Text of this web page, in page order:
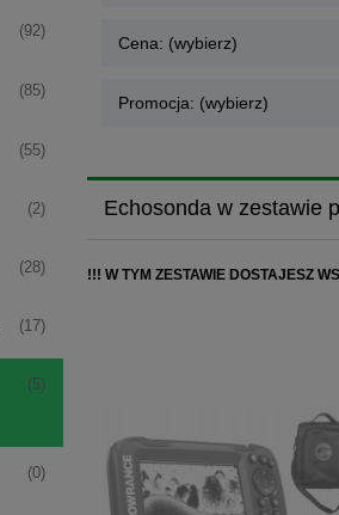
(92)
(85)
(55)
(2)
(28)
(17)
(5)
(0)
Cena: (wybierz)
Promocja: (wybierz)
Echosonda w zestawie
!!! W TYM ZESTAWIE DOSTAJESZ